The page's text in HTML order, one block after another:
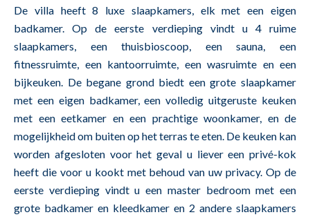
De villa heeft 8 luxe slaapkamers, elk met een eigen
badkamer. Op de eerste verdieping vindt u 4 ruime
slaapkamers, een thuisbioscoop, een sauna, een
fitnessruimte, een kantoorruimte, een wasruimte en een
bijkeuken. De begane grond biedt een grote slaapkamer
met een eigen badkamer, een volledig uitgeruste keuken
met een eetkamer en een prachtige woonkamer, en de
mogelijkheid om buiten op het terras te eten. De keuken kan
worden afgesloten voor het geval u liever een privé-kok
heeft die voor u kookt met behoud van uw privacy. Op de
eerste verdieping vindt u een master bedroom met een
grote badkamer en kleedkamer en 2 andere slaapkamers